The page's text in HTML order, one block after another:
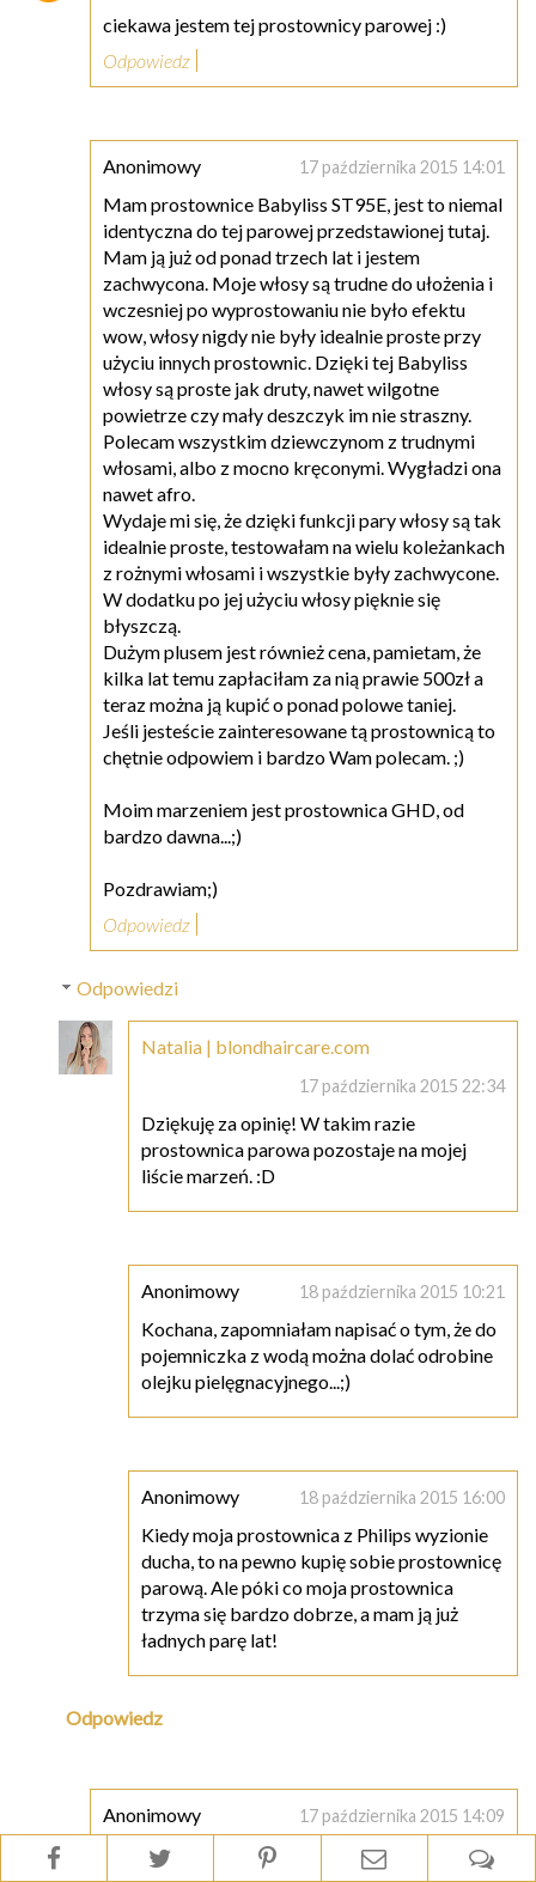
ciekawa jestem tej prostownicy parowej :)
Odpowiedz
Anonimowy 17 października 2015 14:01
Mam prostownice Babyliss ST95E, jest to niemal
identyczna do tej parowej przedstawionej tutaj.
Mam ją już od ponad trzech lat i jestem
zachwycona. Moje włosy są trudne do ułożenia i
wczesniej po wyprostowaniu nie było efektu
wow, włosy nigdy nie były idealnie proste przy
użyciu innych prostownic. Dzięki tej Babyliss
włosy są proste jak druty, nawet wilgotne
powietrze czy mały deszczyk im nie straszny.
Polecam wszystkim dziewczynom z trudnymi
włosami, albo z mocno kręconymi. Wygładzi ona
nawet afro.
Wydaje mi się, że dzięki funkcji pary włosy są tak
idealnie proste, testowałam na wielu koleżankach
z rożnymi włosami i wszystkie były zachwycone.
W dodatku po jej użyciu włosy pięknie się
błyszczą.
Dużym plusem jest również cena, pamietam, że
kilka lat temu zapłaciłam za nią prawie 500zł a
teraz można ją kupić o ponad polowe taniej.
Jeśli jesteście zainteresowane tą prostownicą to
chętnie odpowiem i bardzo Wam polecam. ;)
Moim marzeniem jest prostownica GHD, od
bardzo dawna...;)
Pozdrawiam;)
Odpowiedz
Odpowiedzi
Natalia | blondhaircare.com
17 października 2015 22:34
Dziękuję za opinię! W takim razie
prostownica parowa pozostaje na mojej
liście marzeń. :D
Anonimowy 18 października 2015 10:21
Kochana, zapomniałam napisać o tym, że do
pojemniczka z wodą można dolać odrobine
olejku pielęgnacyjnego...;)
Anonimowy 18 października 2015 16:00
Kiedy moja prostownica z Philips wyzionie
ducha, to na pewno kupię sobie prostownicę
parową. Ale póki co moja prostownica
trzyma się bardzo dobrze, a mam ją już
ładnych parę lat!
Odpowiedz
Anonimowy 17 października 2015 14:09
Mam pytanie do Ciebie Natalio i bardzo proszę